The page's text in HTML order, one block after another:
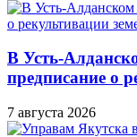
В Усть-
предписание о
7 августа 2026